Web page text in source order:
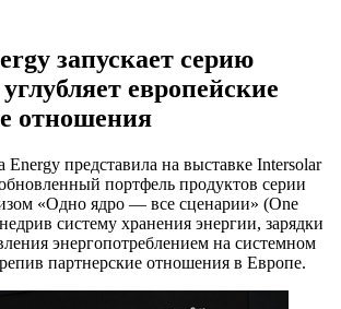
запускает серию
европейские
отношения
представила на выставке Intersolar
портфель продуктов серии
«Одно ядро — все сценарии» (One
систему хранения энергии, зарядки
энергопотреблением на системном
партнерские отношения в Европе.